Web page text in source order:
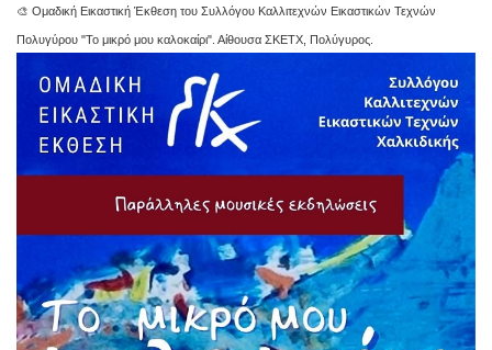
🎨 Ομαδική Εικαστική Έκθεση του Συλλόγου Καλλιτεχνών Εικαστικών Τεχνών
Πολυγύρου "Το μικρό μου καλοκαίρι". Αίθουσα ΣΚΕΤΧ, Πολύγυρος.